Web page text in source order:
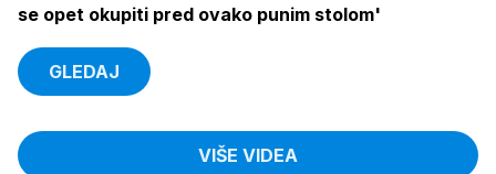
se opet okupiti pred ovako punim stolom'
GLEDAJ
VIŠE VIDEA